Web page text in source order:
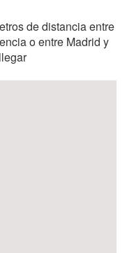
de distancia entre
o entre Madrid y